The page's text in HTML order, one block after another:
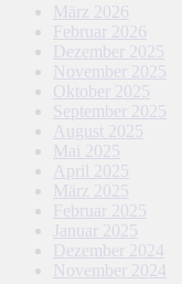
März 2026
Februar 2026
Dezember 2025
November 2025
Oktober 2025
September 2025
August 2025
Mai 2025
April 2025
März 2025
Februar 2025
Januar 2025
Dezember 2024
November 2024